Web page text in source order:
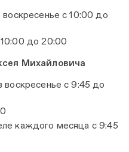
воскресенье с 10:00 до
до 20:00
Михайловича
воскресенье с 9:45 до
каждого месяца с 9:45